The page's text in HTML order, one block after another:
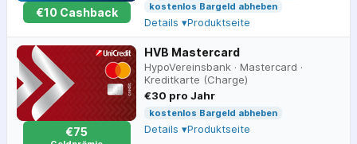
€10 Cashback
kostenlos Bargeld abheben
Details ▾Produktseite
€75
HVB Mastercard
HypoVereinsbank · Mastercard ·
Kreditkarte (Charge)
€30 pro Jahr
kostenlos Bargeld abheben
Details ▾Produktseite